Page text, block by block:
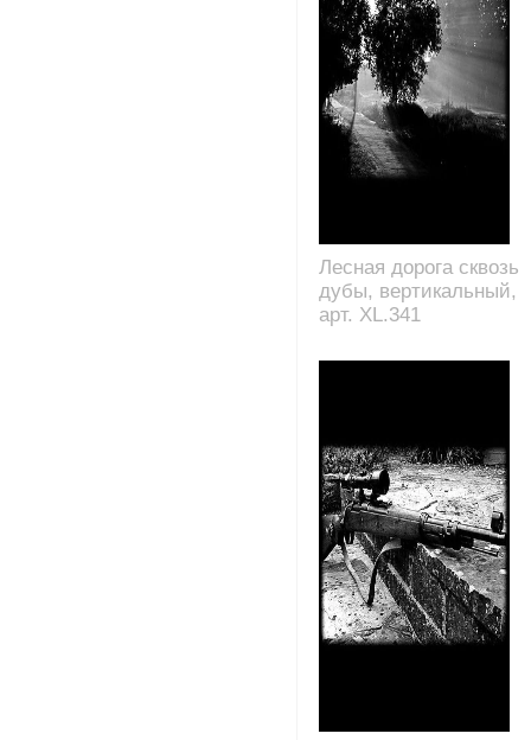
Лесная дорога сквозь
дубы, вертикальный,
арт. XL.341